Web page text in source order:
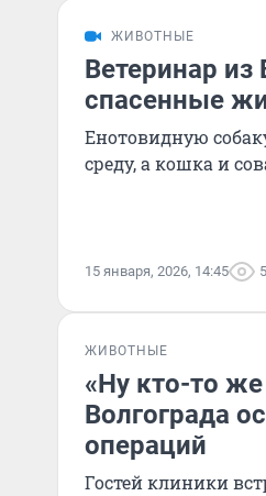
ЖИВОТНЫЕ
Ветеринар из
спасенные
Енотовидную
среду, а кошка и
15 января, 2026, 14:45
ЖИВОТНЫЕ
«Ну кто-то
Волгограда
операций
Гостей клиники